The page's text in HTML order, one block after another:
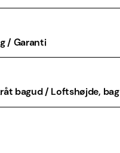
/ Garanti
bagud / Loftshøjde, bag